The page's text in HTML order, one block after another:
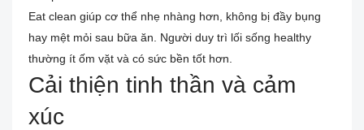
Eat clean giúp cơ thể nhẹ nhàng hơn, không bị đầy bụng
hay mệt mỏi sau bữa ăn. Người duy trì lối sống healthy
thường ít ốm vặt và có sức bền tốt hơn.
Cải thiện tinh thần và cảm
xúc